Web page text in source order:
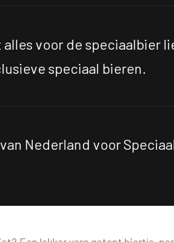
voor de speciaalbier
speciaal bieren.
Nederland voor